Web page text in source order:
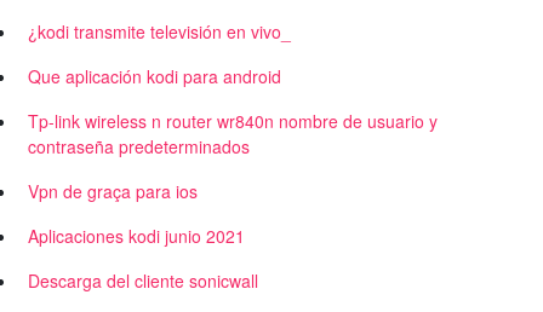
¿kodi transmite televisión en vivo_
Que aplicación kodi para android
Tp-link wireless n router wr840n nombre de usuario y
contraseña predeterminados
Vpn de graça para ios
Aplicaciones kodi junio 2021
Descarga del cliente sonicwall